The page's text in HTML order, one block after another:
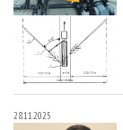
23.03.2026
28.11.2025